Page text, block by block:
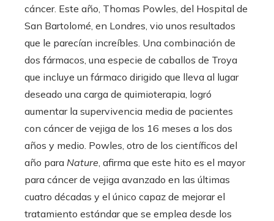
cáncer. Este año, Thomas Powles, del Hospital de
San Bartolomé, en Londres, vio unos resultados
que le parecían increíbles. Una combinación de
dos fármacos, una especie de caballos de Troya
que incluye un fármaco dirigido que lleva al lugar
deseado una carga de quimioterapia, logró
aumentar la supervivencia media de pacientes
con cáncer de vejiga de los 16 meses a los dos
años y medio. Powles, otro de los científicos del
año para Nature, afirma que este hito es el mayor
para cáncer de vejiga avanzado en las últimas
cuatro décadas y el único capaz de mejorar el
tratamiento estándar que se emplea desde los